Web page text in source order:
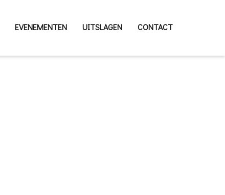
EVENEMENTEN UITSLAGEN CONTACT